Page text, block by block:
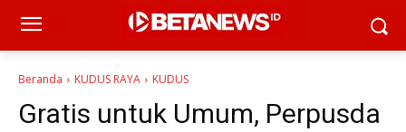
Beranda KUDUS RAYA KUDUS
Gratis untuk Umum, Perpusda